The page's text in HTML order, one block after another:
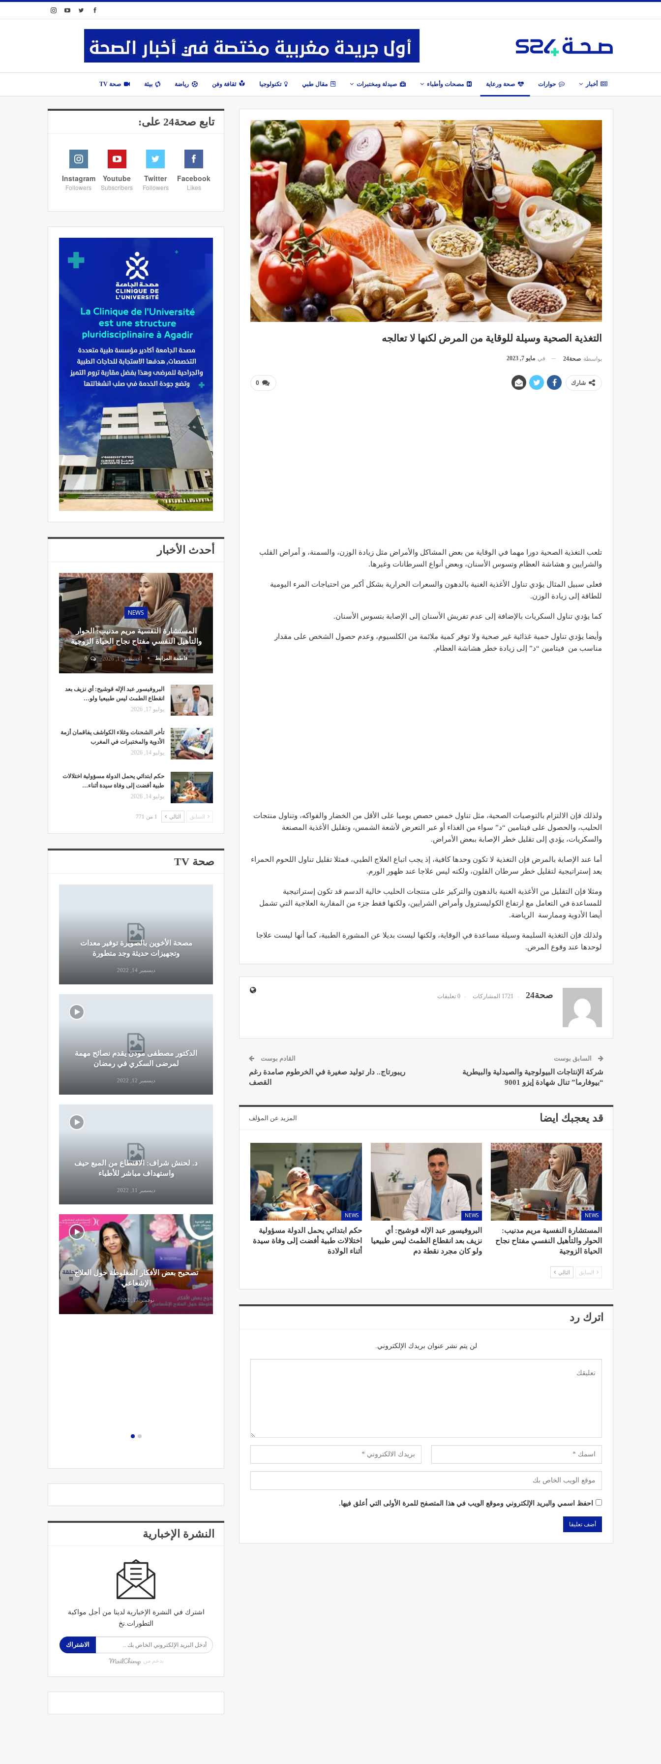
أخبار حوارات صحة ورعاية مصحات وأطباء صيدلة ومختبرات مقال طبي تكنولوجيا ثقافة وفن رياضة بيئة صحة TV
التغذية الصحية وسيلة للوقاية من المرض لكنها لا تعالجه
بواسطة صحة24 في مايو 7, 2023
0 شارك
تلعب التغذية الصحية دورا مهما في الوقاية من بعض المشاكل والأمراض مثل زيادة الوزن، والسمنة، و أمراض القلب
والشرايين و هشاشة العظام وتسوس الأسنان، وبعض أنواع السرطانات وغيرها.
فعلى سبيل المثال يؤدي تناول الأغذية الغنية بالدهون والسعرات الحرارية بشكل أكبر من احتياجات المرء اليومية
للطاقة إلى زيادة الوزن.
كما يؤدي تناول السكريات بالإضافة إلى عدم تفريش الأسنان إلى الإصابة بتسوس الأسنان.
وأيضا يؤدي تناول حمية غذائية غير صحية ولا توفر كمية ملائمة من الكلسيوم، وعدم حصول الشخص على مقدار
مناسب من فيتامين “د” إلى زيادة خطر هشاشة العظام.
ولذلك فإن الالتزام بالتوصيات الصحية، مثل تناول خمس حصص يوميا على الأقل من الخضار والفواكه، وتناول منتجات
الحليب، والحصول على فيتامين “د” سواء من الغذاء أو عبر التعرض لأشعة الشمس، وتقليل الأغذية المصنعة
والسكريات، يؤدي إلى تقليل خطر الإصابة ببعض الأمراض.
أما عند الإصابة بالمرض فإن التغذية لا تكون وحدها كافية، إذ يجب اتباع العلاج الطبي، فمثلا تقليل تناول اللحوم الحمراء
يعد إستراتيجية لتقليل خطر سرطان القلون، ولكنه ليس علاجا عند ظهور الورم.
ومثلا فإن التقليل من الأغذية الغنية بالدهون والتركيز على منتجات الحليب خالية الدسم قد تكون إستراتيجية
للمساعدة في التعامل مع ارتفاع الكوليسترول وأمراض الشرايين، ولكنها فقط جزء من المقاربة العلاجية التي تشمل
أيضا الأدوية وممارسة الرياضة.
ولذلك فإن التغذية السليمة وسيلة مساعدة في الوقاية، ولكنها ليست بديلا عن المشورة الطبية، كما أنها ليست علاجا
لوحدها عند وقوع المرض.
صحة24 1721 المشاركات 0 تعليقات
السابق بوست
شركة الإنتاجات البيولوجية والصيدلية والبيطرية
“بيوفارما” تنال شهادة إيزو 9001
القادم بوست
ريبورتاج.. دار توليد صغيرة في الخرطوم صامدة رغم
القصف
قد يعجبك ايضا المزيد عن المؤلف
NEWS
المستشارة النفسية مريم مدنيب:
الحوار والتأهيل النفسي مفتاح نجاح
الحياة الزوجية
NEWS
البروفيسور عبد الإله قوشيح: أي
نزيف بعد انقطاع الطمث ليس طبيعيا
ولو كان مجرد نقطة دم
NEWS
حكم ابتدائي يحمل الدولة مسؤولية
اختلالات طبية أفضت إلى وفاة سيدة
أثناء الولادة
السابق التالي
اترك رد
لن يتم نشر عنوان بريدك الإلكتروني.
احفظ اسمي والبريد الإلكتروني وموقع الويب في هذا المتصفح للمرة الأولى التي أعلق فيها.
تابع صحة24 على:
Facebook
Likes
Twitter
Followers
Youtube
Subscribers
Instagram
Followers
أحدث الأخبار
NEWS
المستشارة النفسية مريم مدنيب: الحوار
والتأهيل النفسي مفتاح نجاح الحياة الزوجية
فاطمة المرابط أغسطس 1, 2026 0
البروفيسور عبد الإله قوشيح: أي نزيف بعد
انقطاع الطمث ليس طبيعيا ولو…
يوليو 17, 2026
تأخر الشحنات وغلاء الكواشف يفاقمان أزمة
الأدوية والمختبرات في المغرب
يوليو 14, 2026
حكم ابتدائي يحمل الدولة مسؤولية اختلالات
طبية أفضت إلى وفاة سيدة أثناء…
يوليو 14, 2026
السابق التالي 1 من 771
صحة TV
د. لحنش شراف: الاقتطاع من المبع حيف
واستهداف مباشر للأطباء
ديسمبر 11, 2022
التوازن الغذائي خلال شهر…
النظام الغذائي والصحة: دور التغذية في
تعزيز الصحة العامة
مارس 22, 2024
مصحة الأخوين بالصويرة توفير معدات
وتجهيزات حديثة وجد متطورة
ديسمبر 14, 2022
الدكتور مصطفى مودن يقدم نصائح مهمة
لمرضى السكري في رمضان
ديسمبر 12, 2022
د. لحنش شراف: الاقتطاع من المبع حيف
واستهداف مباشر للأطباء
ديسمبر 11, 2022
تصحيح بعض الأفكار المغلوطة حول العلاج
الإشعاعي
نوفمبر 17, 2022
النشرة الإخبارية
اشترك في النشرة الإخبارية لدينا من أجل مواكبة
التطورات.نخ
الاشتراك
بدعم من